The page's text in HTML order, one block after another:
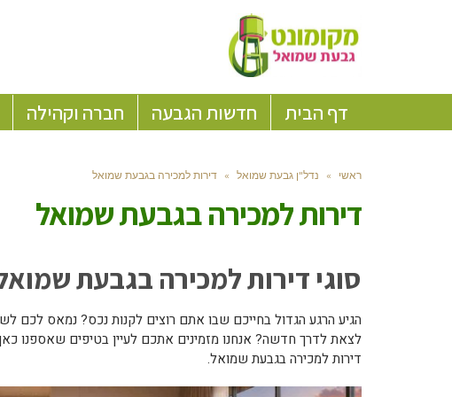
דף הבית חדשות הגבעה חברה וקהילה
ראשי » נדל"ן גבעת שמואל » דירות למכירה בגבעת שמואל
דירות למכירה בגבעת שמואל
סוגי דירות למכירה בגבעת
הגיע הרגע הגדול בחייכם שבו אתם רוצים לקנות נכס? נמאס לכם
לצאת לדרך חדשה? אנחנו מזמינים אתכם לעיין בטיפים שאספנו
דירות למכירה בגבעת שמואל.